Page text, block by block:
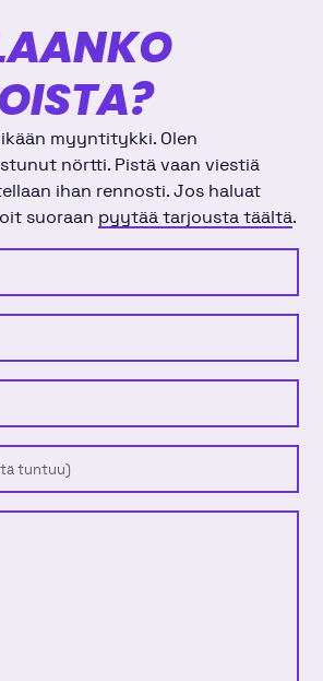
myyntitykki. Olen
nörtti. Pistä vaan viestiä
ihan rennosti. Jos haluat
suoraan pyytää tarjousta täältä.